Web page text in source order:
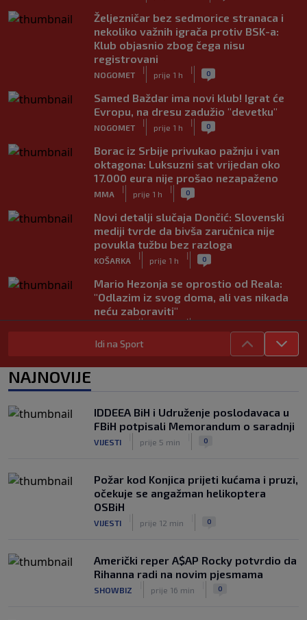
Željezničar bez sedmorice stranaca i
nekoliko važnih igrača protiv BSK-a:
Klub objasnio zbog čega nisu
registrovani
NOGOMET
|
prije 1 h
| 0
Samed Baždar ima novi klub! Igrat će
Evropu, na dresu zadužio "devetku"
NOGOMET
|
prije 1 h
| 0
Borac iz Srbije privukao pažnju i van
oktagona: Luksuzni sat vrijedan oko
17.000 eura nije prošao nezapaženo
MMA
|
prije 1 h
| 0
Novi detalji slučaja Dončić: Slovenski
mediji tvrde da bivša zaručnica nije
povukla tužbu bez razloga
KOŠARKA
|
prije 1 h
| 0
Mario Hezonja se oprostio od Reala:
"Odlazim iz svog doma, ali vas nikada
neću zaboraviti"
| |
Pjanić otkrio da je Alajbegović imao
Poznato gdje će Sarajevo dočekati
ekipu Radnika, određene i sudije prvog
kola šampionata BiH
Idi na Sport
NAJNOVIJE
IDDEEA BiH i Udruženje poslodavaca u
FBiH potpisali Memorandum o saradnji
VIJESTI prije 5 min 0
Požar kod Konjica prijeti kućama i pruzi,
očekuje se angažman helikoptera
OSBiH
VIJESTI prije 12 min 0
Američki reper A$AP Rocky potvrdio da
Rihanna radi na novim pjesmama
SHOWBIZ prije 16 min 0